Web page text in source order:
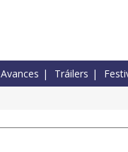
Avances Tráilers